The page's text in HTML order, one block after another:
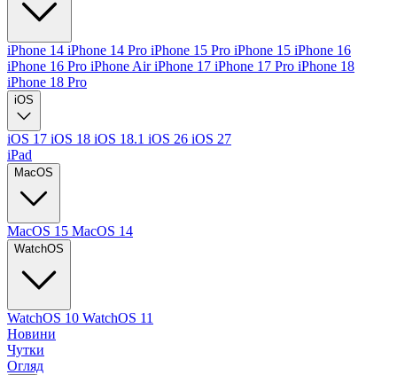
iPhone 14 iPhone 14 Pro iPhone 15 Pro iPhone 15 iPhone 16
iPhone 16 Pro iPhone AiriPhone 17 iPhone 17 Pro iPhone 18
iPhone 18 Pro
iOS
iOS 17 iOS 18 iOS 18.1 iOS 26 iOS 27
iPad
MacOS
MacOS 15 MacOS 14
WatchOS
WatchOS 10 WatchOS 11
Новини
Чутки
Огляд